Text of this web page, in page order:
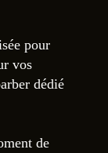
pour
vos
dédié
de